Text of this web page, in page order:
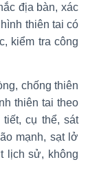
địa bàn, xác
thiên tai có
kiểm tra công
chống thiên
thiên tai theo
cụ thể, sát
mạnh, sạt lở
lịch sử, không